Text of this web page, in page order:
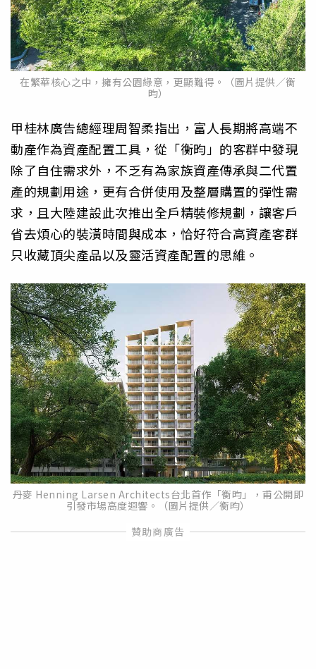
在繁華核心之中，擁有公園綠意，更顯難得。（圖片提供／衡
昀）
甲桂林廣告總經理周智柔指出，富人長期將高端不
動產作為資產配置工具，從「衡昀」的客群中發現
除了自住需求外，不乏有為家族資產傳承與二代置
產的規劃用途，更有合併使用及整層購置的彈性需
求，且大陸建設此次推出全戶精裝修規劃，讓客戶
省去煩心的裝潢時間與成本，恰好符合高資產客群
只收藏頂尖產品以及靈活資產配置的思維。
丹麥 Henning Larsen Architects台北首作「衡昀」，甫公開即
引發市場高度迴響。（圖片提供／衡昀）